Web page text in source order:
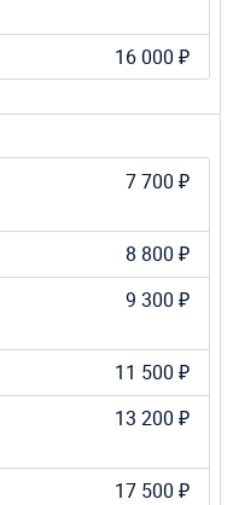
16 000 ₽
7 700 ₽
8 800 ₽
9 300 ₽
11 500 ₽
13 200 ₽
17 500 ₽